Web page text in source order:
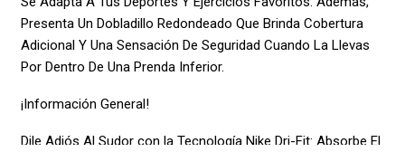
Presenta Un Dobladillo Redondeado Que Brinda Cobertura
Adicional Y Una Sensación De Seguridad Cuando La Llevas
Por Dentro De Una Prenda Inferior.
¡Información General!
Dile Adiós Al Sudor con la Tecnología Nike Dri-Fit: Absorbe El